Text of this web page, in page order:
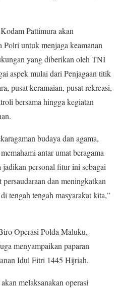
Pattimura akan
untuk menjaga keamanan
yang diberikan oleh TNI
aspek mulai dari Penjagaan titik
pusat keramaian, pusat rekreasi,
bersama hingga kegiatan
budaya dan agama,
antar umat beragama
personal fitur ini sebagai
dan meningkatkan
tengah tengah masyarakat kita,”
Operasi Polda Maluku,
menyampaikan paparan
Idul Fitri 1445 Hijriah.
melaksanakan operasi